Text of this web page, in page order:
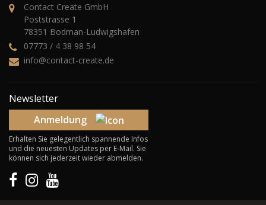
Contact Create GmbH
Poststrasse 1
78351 Bodman-Ludwigshafen
07773 / 4 38 98 54
info@contact-create.de
Newsletter
Anmeldung
Erhalten Sie gelegentlich spannende Infos
und die neuesten Updates per E-Mail. Sie
können sich jederzeit wieder abmelden.